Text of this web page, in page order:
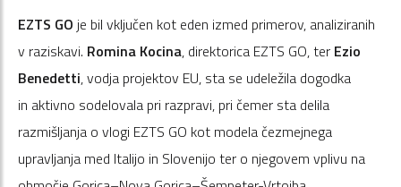
EZTS GO je bil vključen kot eden izmed primerov, analiziranih
v raziskavi. Romina Kocina, direktorica EZTS GO, ter Ezio
Benedetti, vodja projektov EU, sta se udeležila dogodka
in aktivno sodelovala pri razpravi, pri čemer sta delila
razmišljanja o vlogi EZTS GO kot modela čezmejnega
upravljanja med Italijo in Slovenijo ter o njegovem vplivu na